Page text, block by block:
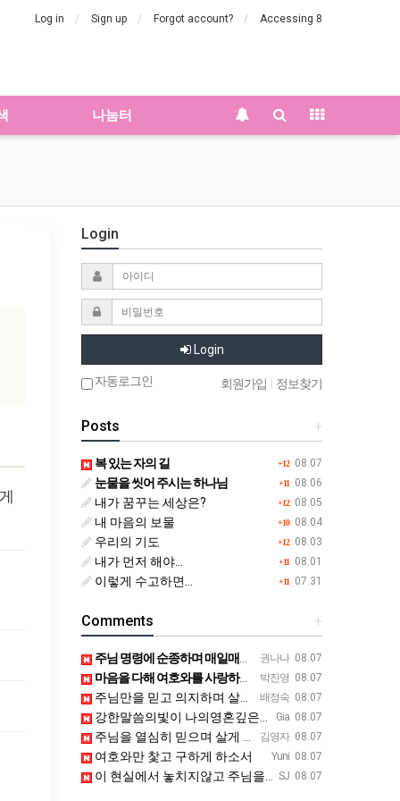
Log in Sign up Forgot account? Accessing 8
나눔터
Login
Login
자동로그인 회원가입 정보찾기
+
Posts
+12 08.07
복 있는 자의 길
+11 08.06
눈물을 씻어 주시는 하나님
+12 08.05
내가 꿈꾸는 세상은?
+10 08.04
내 마음의 보물
+12 08.03
우리의 기도
+11 08.01
내가 먼저 해야...
+11 07.31
이렇게 수고하면...
+
Comments
권나나 08.07
주님 명령에 순종하며 매일매일 하나님의 말씀을 사모하며 귀기울려 듣고 마음속에 간직하길 기원합니다
박진영 08.07
마음을 다해 여호와를 사랑하고 말씀으로 주의뜻을 찾는자가 되게하소서
배정숙 08.07
주님만을 믿고 의지하며 살게 하옵소서
Gia 08.07
강한말씀의빛이 나의영혼깊은곳에 다달아 하나님의임재를느끼는 삶을살게하소서.
김영자 08.07
주님을 열심히 믿으며 살게 하소서
Yuni 08.07
여호와만 찿고 구하게 하소서
SJ 08.07
이 현실에서 놓치지않고 주님을 찾아 복에 길로 가게하옵소서